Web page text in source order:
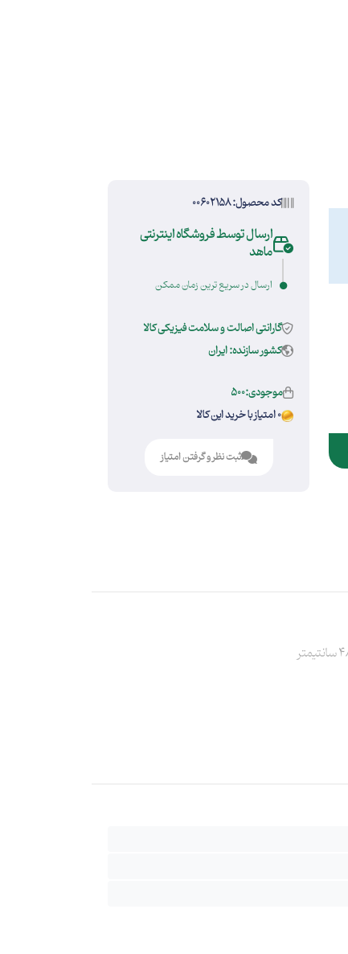
کد محصول: 00602158
ارسال توسط فروشگاه اینترنتی
ماهد
ارسال در سریع ترین زمان ممکن
گارانتی اصالت و سلامت فیزیکی کالا
کشور سازنده: ایران
موجودی:500
0 امتیاز با خرید این کالا
ثبت نظر و گرفتن امتیاز